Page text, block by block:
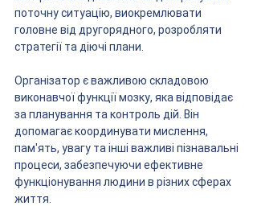
поточну ситуацію, виокремлювати
головне від другорядного, розробляти
стратегії та діючі плани.
Організатор є важливою складовою
виконавчої функції мозку, яка відповідає
за планування та контроль дій. Він
допомагає координувати мислення,
пам'ять, увагу та інші важливі пізнавальні
процеси, забезпечуючи ефективне
функціонування людини в різних сферах
життя.